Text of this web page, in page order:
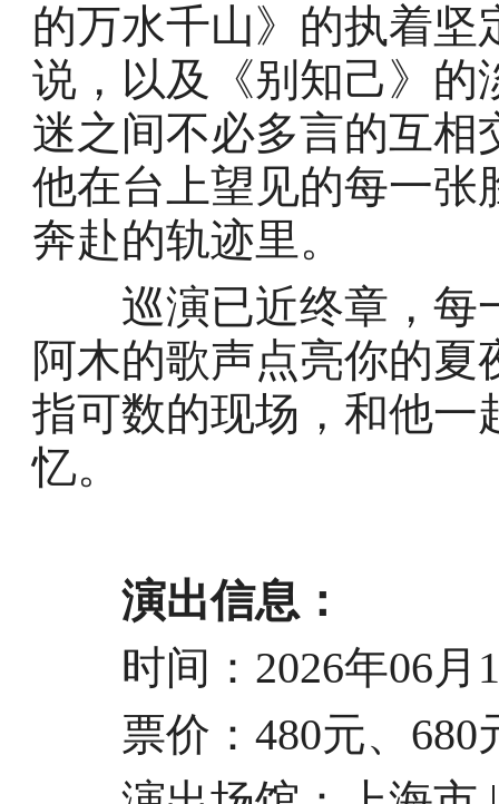
的万水千山》的执着
说，以及《别知己》的
迷之间不必多言的互相
他在台上望见的每一张
奔赴的轨迹里。
巡演已近终章，每
阿木的歌声点亮你的
指可数的现场，和他一
忆。
演出信息：
时间：2026年06月
票价：480元、680